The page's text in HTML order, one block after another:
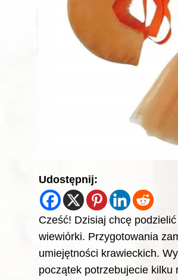
Udostępnij:
Cześć! Dzisiaj chcę
wiewiórki. Przygotowania
umiejętności krawieckich.
początek potrzebujecie